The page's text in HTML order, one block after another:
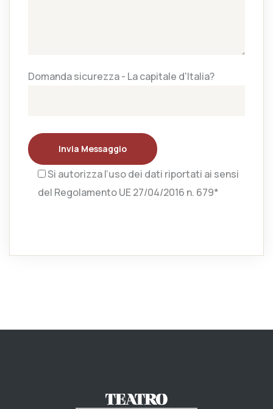
Domanda sicurezza - La capitale d'Italia?
Invia Messaggio
Si autorizza l’uso dei dati riportati ai sensi
del Regolamento UE 27/04/2016 n. 679*